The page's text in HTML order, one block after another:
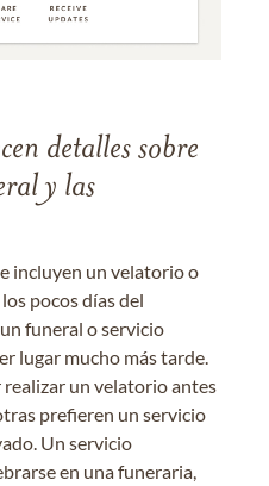
detalles sobre
y las
incluyen un velatorio o
pocos días del
funeral o servicio
lugar mucho más tarde.
un velatorio antes
prefieren un servicio
Un servicio
en una funeraria,